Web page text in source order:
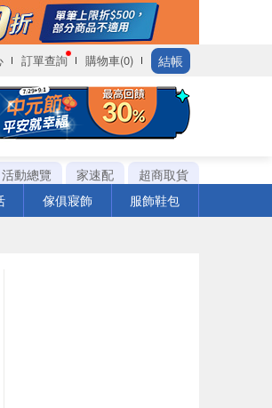
訂單查詢 購物車(0) 結帳
活動總覽 家速配
超商取貨
傢俱寢飾 服飾鞋包